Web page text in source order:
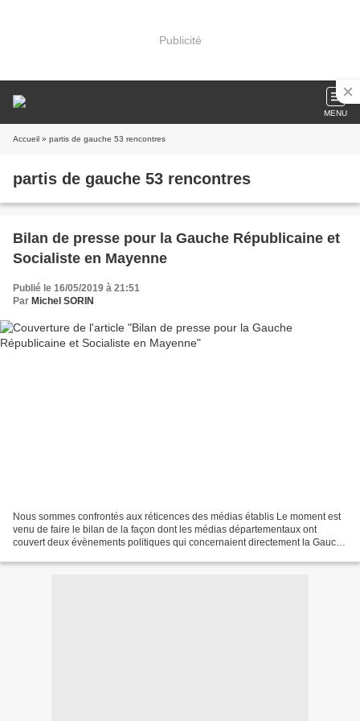
Publicité
MENU
Accueil » partis de gauche 53 rencontres
partis de gauche 53 rencontres
Bilan de presse pour la Gauche Républicaine et
Socialiste en Mayenne
Publié le 16/05/2019 à 21:51
Par Michel SORIN
Nous sommes confrontés aux réticences des médias établis Le moment est
venu de faire le bilan de la façon dont les médias départementaux ont
couvert deux évènements politiques qui concernaient directement la Gauche